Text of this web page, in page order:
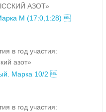
АЗОТ»
М (17:0,1:28) 
в год участия:
азот»
Марка 10/2 
в год участия: